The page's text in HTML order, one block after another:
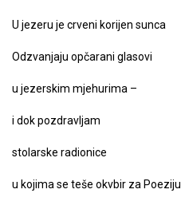
U jezeru je crveni korijen sunca
Odzvanjaju opčarani glasovi
u jezerskim mjehurima –
i dok pozdravljam
stolarske radionice
u kojima se teše okvbir za Poeziju